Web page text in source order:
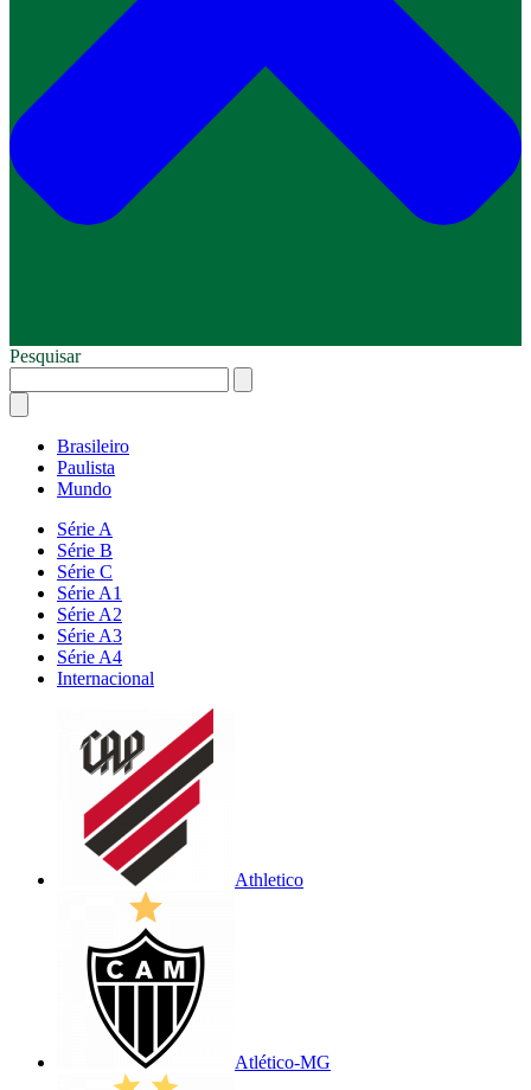
Pesquisar
Brasileiro
Paulista
Mundo
Série A
Série B
Série C
Série A1
Série A2
Série A3
Série A4
Internacional
Athletico
Atlético-MG